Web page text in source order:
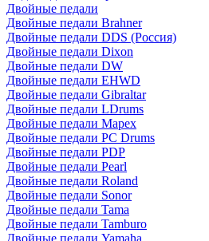
Двойные педали
Двойные педали Brahner
Двойные педали DDS (Россия)
Двойные педали Dixon
Двойные педали DW
Двойные педали EHWD
Двойные педали Gibraltar
Двойные педали LDrums
Двойные педали Mapex
Двойные педали PC Drums
Двойные педали PDP
Двойные педали Pearl
Двойные педали Roland
Двойные педали Sonor
Двойные педали Tama
Двойные педали Tamburo
Двойные педали Yamaha